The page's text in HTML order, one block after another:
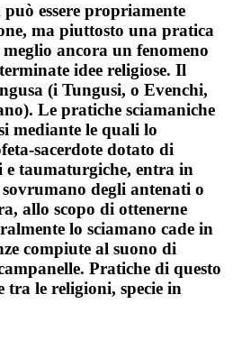
essere propriamente
ma piuttosto una pratica
ancora un fenomeno
idee religiose. Il
(i Tungusi, o Evenchi,
Le pratiche sciamaniche
mediante le quali lo
sacerdote dotato di
e taumaturgiche, entra in
degli antenati o
allo scopo di ottenerne
lo sciamano cade in
compiute al suono di
Pratiche di questo
tra le religioni, specie in